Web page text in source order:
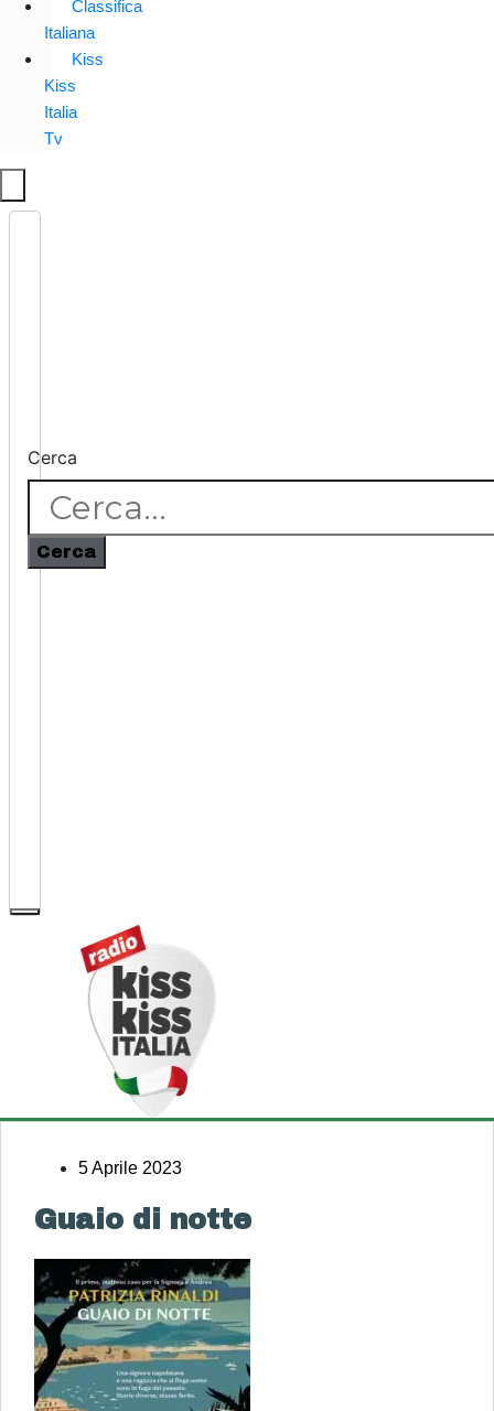
Classifica
Italiana
Kiss
Kiss
Italia
Tv
Cerca
Cerca
5 Aprile 2023
Guaio di notte